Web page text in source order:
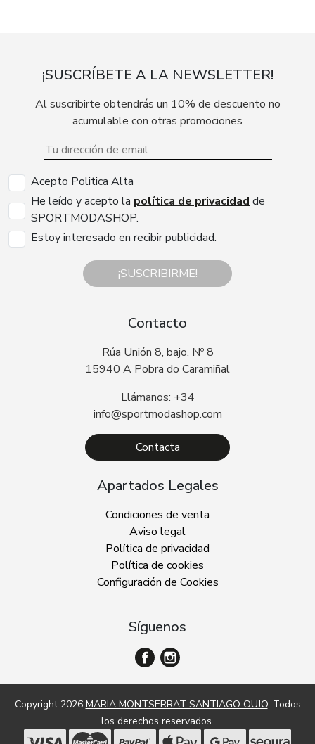
¡SUSCRÍBETE A LA NEWSLETTER!
Al suscribirte obtendrás un 10% de descuento no
acumulable con otras promociones
Acepto Politica Alta
He leído y acepto la política de privacidad de
SPORTMODASHOP.
Estoy interesado en recibir publicidad.
¡SUSCRIBIRME!
Contacto
Rúa Unión 8, bajo, Nº 8
15940 A Pobra do Caramiñal
Llámanos: +34
info@sportmodashop.com
Contacta
Apartados Legales
Condiciones de venta
Aviso legal
Política de privacidad
Política de cookies
Configuración de Cookies
Síguenos
Copyright 2026 MARIA MONTSERRAT SANTIAGO OUJO. Todos
los derechos reservados.